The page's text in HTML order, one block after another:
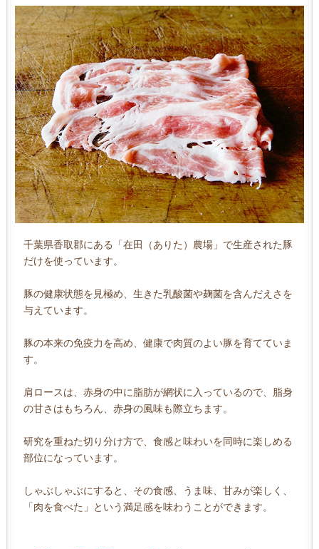
千葉県香取郡にある「在田（ありた）農場」で生産された豚
だけを使っています。
豚の健康状態を見極め、生きた乳酸菌や麹菌を含んだえさを
与えています。
豚の本来の免疫力を高め、健康で肉質のよい豚を育てていま
す。
肩ロースは、赤身の中に脂肪が網状に入っているので、脂身
の甘さはもちろん、赤身の風味も際立ちます。
研究を重ねた切り分け方で、食感と味わいを同時に楽しめる
部位になっています。
しゃぶしゃぶにすると、その食感、うま味、甘みが楽しく、
「肉を食べた」という満足感を味わうことができます。